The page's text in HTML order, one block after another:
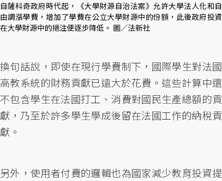
自薩科奇政府時代起，《大學財源自治法案》允許大學法人化和自
由調漲學費，增加了學費在公立大學財源中的份額，此後政府投資
在大學財源中的挹注便逐步降低。 圖／法新社
換句話說，即使在現行學費制下，國際學生對法國
高教系統的財務貢獻已遠大於花費。這些計算中還
不包含學生在法國打工、消費對國民生產總額的貢
獻，乃至於許多學生學成後留在法國工作的納稅貢
獻。
另外，使用者付費的邏輯也為國家減少教育投資提